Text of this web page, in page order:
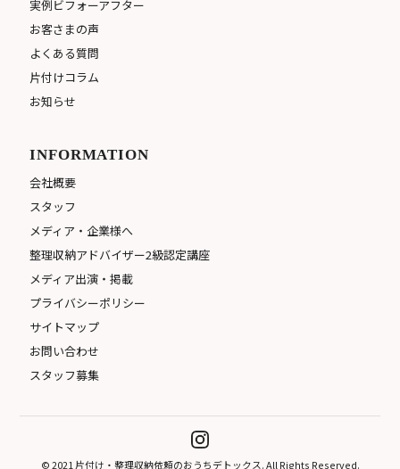
実例ビフォーアフター
お客さまの声
よくある質問
片付けコラム
お知らせ
INFORMATION
会社概要
スタッフ
メディア・企業様へ
整理収納アドバイザー2級認定講座
メディア出演・掲載
プライバシーポリシー
サイトマップ
お問い合わせ
スタッフ募集
© 2021 片付け・整理収納依頼のおうちデトックス. All Rights Reserved.